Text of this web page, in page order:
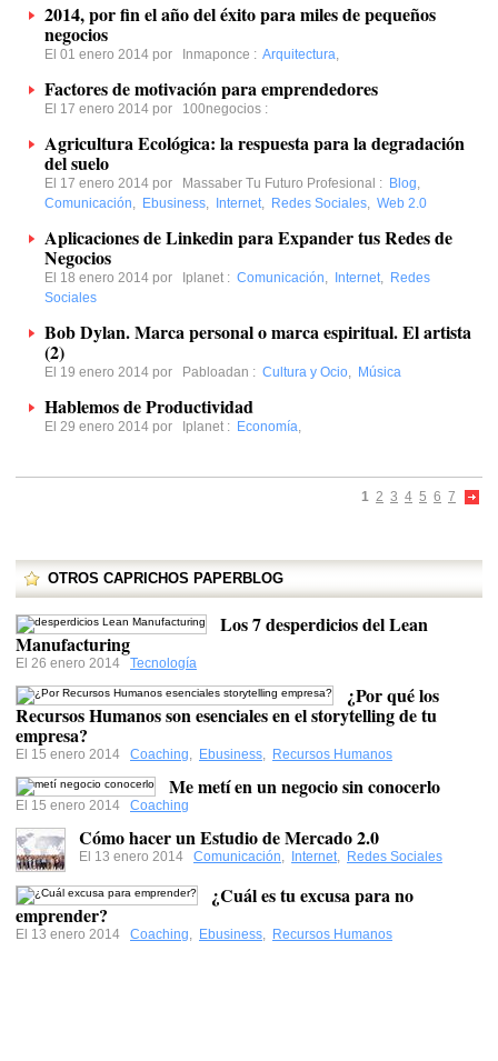
2014, por fin el año del éxito para miles de pequeños
negocios
El 01 enero 2014 por Inmaponce : Arquitectura,
Factores de motivación para emprendedores
El 17 enero 2014 por 100negocios :
Agricultura Ecológica: la respuesta para la degradación
del suelo
El 17 enero 2014 por Massaber Tu Futuro Profesional : Blog,
Comunicación, Ebusiness, Internet, Redes Sociales, Web 2.0
Aplicaciones de Linkedin para Expander tus Redes de
Negocios
El 18 enero 2014 por Iplanet : Comunicación, Internet, Redes
Sociales
Bob Dylan. Marca personal o marca espiritual. El artista
(2)
El 19 enero 2014 por Pabloadan : Cultura y Ocio, Música
Hablemos de Productividad
El 29 enero 2014 por Iplanet : Economía,
1 2 3 4 5 6 7
OTROS CAPRICHOS PAPERBLOG
Los 7 desperdicios del Lean
Manufacturing
El 26 enero 2014 Tecnología
¿Por qué los
Recursos Humanos son esenciales en el storytelling de tu
empresa?
El 15 enero 2014 Coaching, Ebusiness, Recursos Humanos
Me metí en un negocio sin conocerlo
El 15 enero 2014 Coaching
Cómo hacer un Estudio de Mercado 2.0
El 13 enero 2014 Comunicación, Internet, Redes Sociales
¿Cuál es tu excusa para no
emprender?
El 13 enero 2014 Coaching, Ebusiness, Recursos Humanos